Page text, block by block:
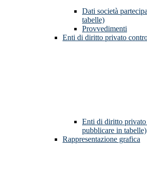
Dati società
tabelle)
Provvedimenti
Enti di diritto privato
Enti di diritto
pubblicare in tabelle)
Rappresentazione grafica